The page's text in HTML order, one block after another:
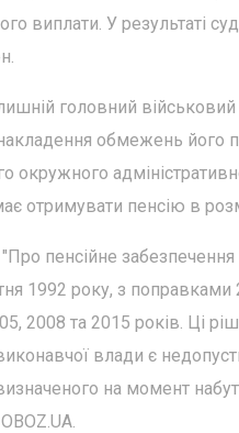
виплати. У результаті
головний
обмежень його
отримувати пенсію в
пенсійне забезпечення
1992 року, з
2008 та 2015 років. Ці
влади є
на момент